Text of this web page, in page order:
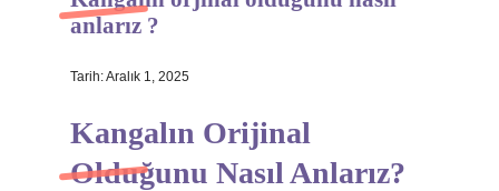
Hakkımızda
anlarız ?
Tarih: Aralık 1, 2025
Kangalın Orijinal
Olduğunu Nasıl Anlarız?